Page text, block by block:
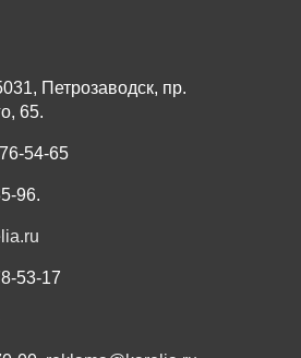
Петрозаводск, пр.
65.
54-65
96.
53-17